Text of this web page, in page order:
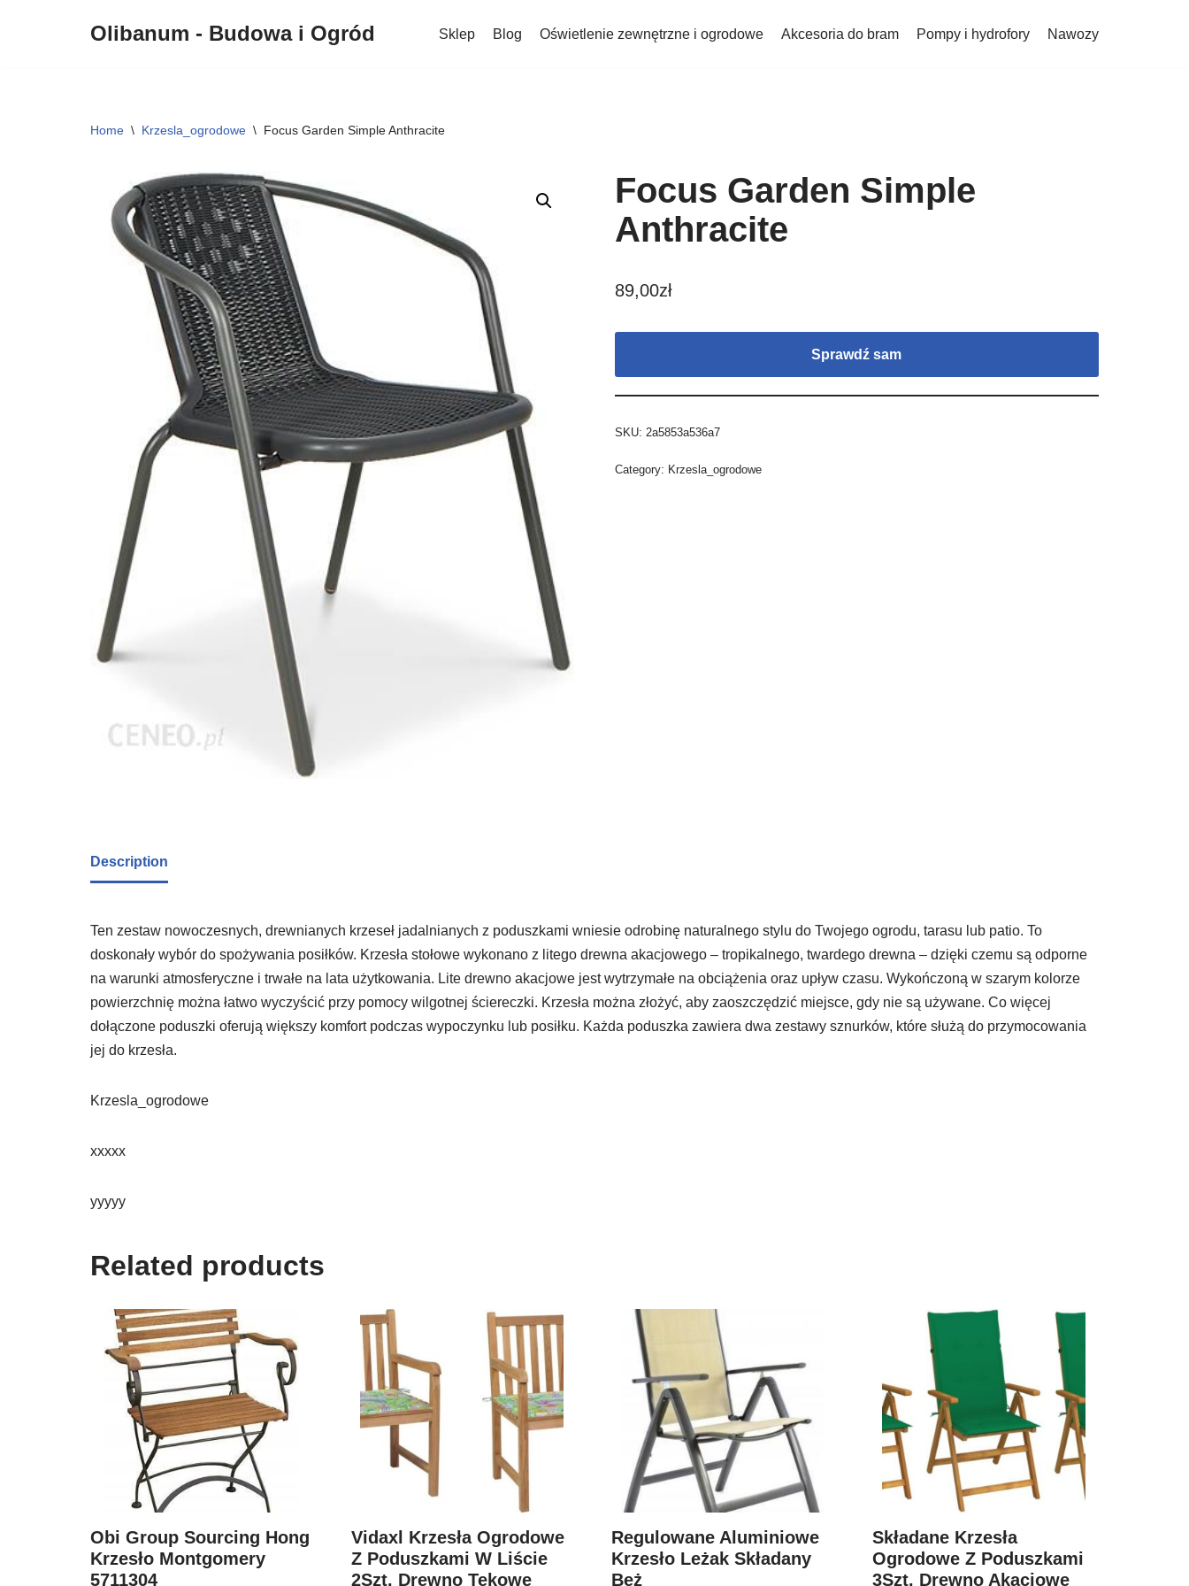
Olibanum - Budowa i Ogród Sklep Blog Oświetlenie zewnętrzne i ogrodowe Akcesoria do bram Pompy i hydrofory Nawozy
Home \ Krzesla_ogrodowe \ Focus Garden Simple Anthracite
Focus Garden Simple
Anthracite
89,00zł
Sprawdź sam
SKU: 2a5853a536a7
Category: Krzesla_ogrodowe
Description
Ten zestaw nowoczesnych, drewnianych krzeseł jadalnianych z poduszkami wniesie odrobinę naturalnego stylu do Twojego ogrodu, tarasu lub patio. To
doskonały wybór do spożywania posiłków. Krzesła stołowe wykonano z litego drewna akacjowego – tropikalnego, twardego drewna – dzięki czemu są odporne
na warunki atmosferyczne i trwałe na lata użytkowania. Lite drewno akacjowe jest wytrzymałe na obciążenia oraz upływ czasu. Wykończoną w szarym kolorze
powierzchnię można łatwo wyczyścić przy pomocy wilgotnej ściereczki. Krzesła można złożyć, aby zaoszczędzić miejsce, gdy nie są używane. Co więcej
dołączone poduszki oferują większy komfort podczas wypoczynku lub posiłku. Każda poduszka zawiera dwa zestawy sznurków, które służą do przymocowania
jej do krzesła.
Krzesla_ogrodowe
xxxxx
yyyyy
Related products
Obi Group Sourcing Hong
Krzesło Montgomery
5711304
Vidaxl Krzesła Ogrodowe
Z Poduszkami W Liście
2Szt. Drewno Tekowe
Regulowane Aluminiowe
Krzesło Leżak Składany
Beż
Składane Krzesła
Ogrodowe Z Poduszkami
3Szt. Drewno Akacjowe